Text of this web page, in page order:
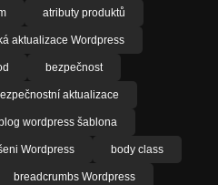
atributy produktů
aktualizace Wordpress
bezpečnost
aktualizace
blog wordpress šablona
Wordpress body class
breadcrumbs Wordpress